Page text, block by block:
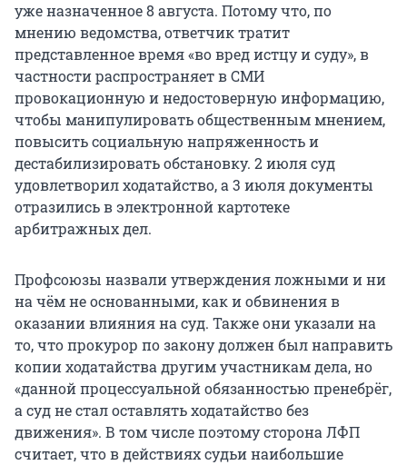
уже назначенное 8 августа. Потому что, по
мнению ведомства, ответчик тратит
представленное время «во вред истцу и суду», в
частности распространяет в СМИ
провокационную и недостоверную информацию,
чтобы манипулировать общественным мнением,
повысить социальную напряженность и
дестабилизировать обстановку. 2 июля суд
удовлетворил ходатайство, а 3 июля документы
отразились в электронной картотеке
арбитражных дел.
Профсоюзы назвали утверждения ложными и ни
на чём не основанными, как и обвинения в
оказании влияния на суд. Также они указали на
то, что прокурор по закону должен был направить
копии ходатайства другим участникам дела, но
«данной процессуальной обязанностью пренебрёг,
а суд не стал оставлять ходатайство без
движения». В том числе поэтому сторона ЛФП
считает, что в действиях судьи наибольшие